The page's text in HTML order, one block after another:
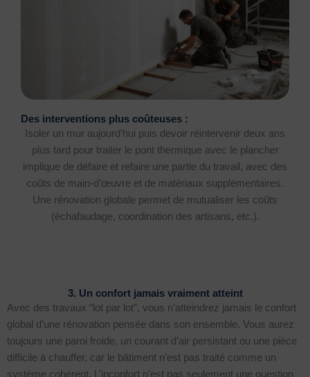
Des interventions plus coûteuses :
Isoler un mur aujourd’hui puis devoir réintervenir deux ans
plus tard pour traiter le pont thermique avec le plancher
implique de défaire et refaire une partie du travail, avec des
coûts de main-d’œuvre et de matériaux supplémentaires.
Une rénovation globale permet de mutualiser les coûts
(échafaudage, coordination des artisans, etc.).
3. Un confort jamais vraiment atteint
Avec des travaux “lot par lot”, vous n’atteindrez jamais le confort
global d’une rénovation pensée dans son ensemble. Vous aurez
toujours une paroi froide, un courant d’air persistant ou une pièce
difficile à chauffer, car le bâtiment n’est pas traité comme un
système cohérent. L’inconfort n’est pas seulement une question